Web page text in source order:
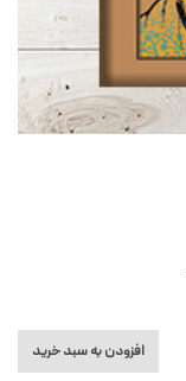
افزودن به سبد خرید